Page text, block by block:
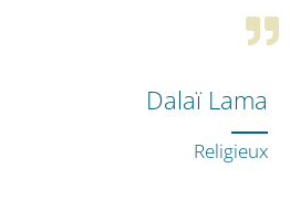
Dalaï Lama
Religieux